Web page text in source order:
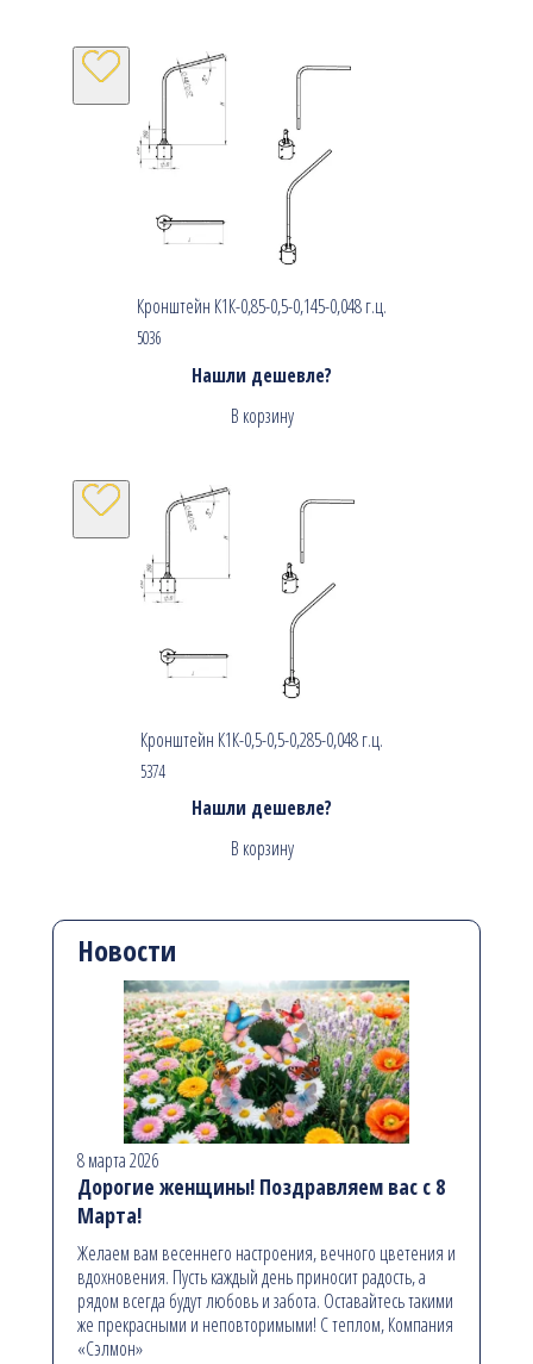
Кронштейн К1К-0,85-0,5-0,145-0,048 г.ц.
5036
Нашли дешевле?
В корзину
Кронштейн К1К-0,5-0,5-0,285-0,048 г.ц.
5374
Нашли дешевле?
В корзину
Новости
8 марта 2026
Дорогие женщины! Поздравляем вас с 8
Марта!
Желаем вам весеннего настроения, вечного цветения и
вдохновения. Пусть каждый день приносит радость, а
рядом всегда будут любовь и забота. Оставайтесь такими
же прекрасными и неповторимыми! С теплом, Компания
«Сэлмон»